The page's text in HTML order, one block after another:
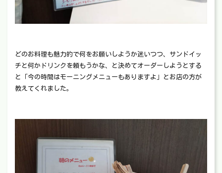
どのお料理も魅力的で何をお願いしようか迷いつつ、サンドイッ
チと何かドリンクを頼もうかな、と決めてオーダーしようとする
と「今の時間はモーニングメニューもありますよ」とお店の方が
教えてくれました。